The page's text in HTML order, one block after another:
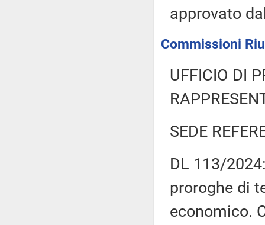
approvato
Commissioni
UFFICIO DI
SEDE
DL 113/
proroghe di
economico.